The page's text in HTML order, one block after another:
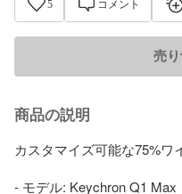
5 コメント
売
商品の説明
カスタマイズ可能な75%ワ
- モデル: Keychron Q1 Max